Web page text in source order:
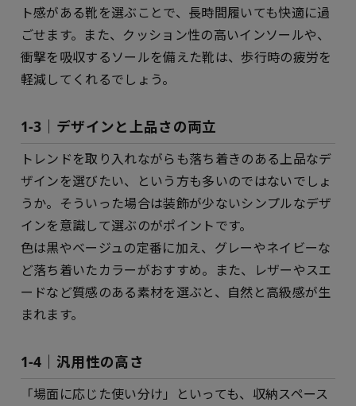
ト感がある靴を選ぶことで、長時間履いても快適に過
ごせます。また、クッション性の高いインソールや、
衝撃を吸収するソールを備えた靴は、歩行時の疲労を
軽減してくれるでしょう。
1-3｜デザインと上品さの両立
トレンドを取り入れながらも落ち着きのある上品なデ
ザインを選びたい、という方も多いのではないでしょ
うか。そういった場合は装飾が少ないシンプルなデザ
インを意識して選ぶのがポイントです。
色は黒やベージュの定番に加え、グレーやネイビーな
ど落ち着いたカラーがおすすめ。また、レザーやスエ
ードなど質感のある素材を選ぶと、自然と高級感が生
まれます。
1-4｜汎用性の高さ
「場面に応じた使い分け」といっても、収納スペース